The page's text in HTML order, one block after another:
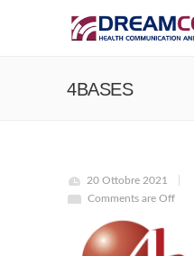
4BASES
20 Ottobre 2021
Comments are Off